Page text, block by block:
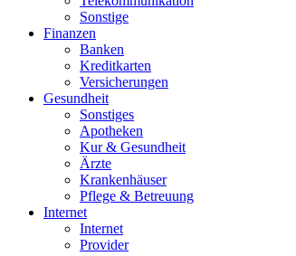
Sonstige
Finanzen
Banken
Kreditkarten
Versicherungen
Gesundheit
Sonstiges
Apotheken
Kur & Gesundheit
Ärzte
Krankenhäuser
Pflege & Betreuung
Internet
Internet
Provider